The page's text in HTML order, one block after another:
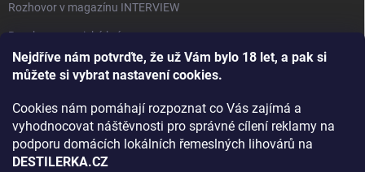
Nejdříve nám potvrďte, že už Vám bylo 18 let, a pak si
můžete si vybrat nastavení cookies.
Cookies nám pomáhají rozpoznat co Vás zajímá a
vyhodnocovat náštěvnosti pro správné cílení reklamy na
podporu domácích lokálních řemeslných lihovárů na
DESTILERKA.CZ
Rozhovor v magazínu INTERVIEW
Bourbon, americká krása.
Napsali v TÝDNU o naší práci
Rozhovor s DESTILERKA.CZ v magazínu DRINKING-CAT
Jak vybrat dárek na Vánoce